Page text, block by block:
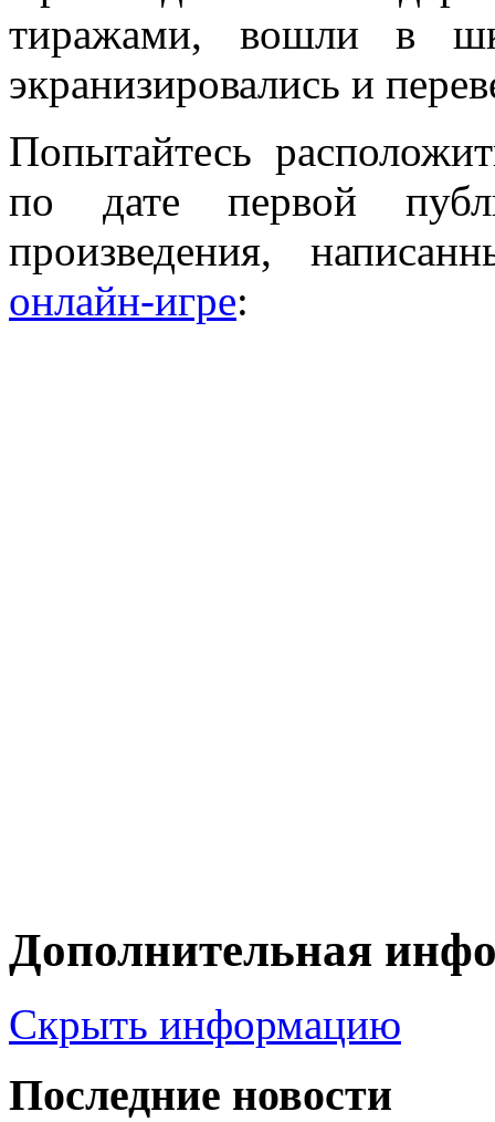
тиражами, вошли в
экранизировались и
Попытайтесь
по дате первой
произведения,
онлайн-игре:
Дополнительная
Скрыть информацию
Последние новости